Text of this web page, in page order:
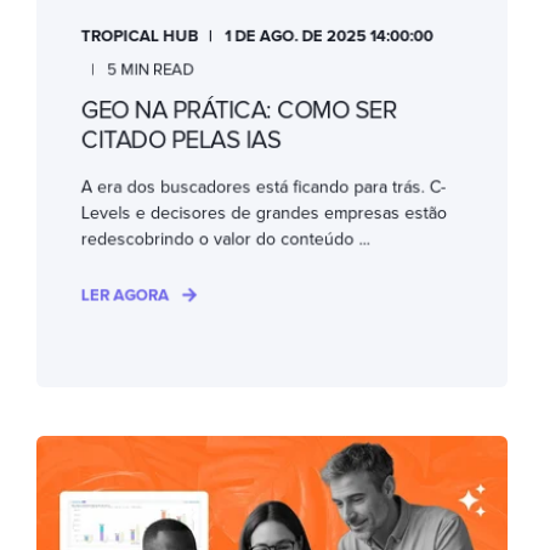
TROPICAL HUB 1 DE AGO. DE 2025 14:00:00
5 MIN READ
GEO NA PRÁTICA: COMO SER
CITADO PELAS IAS
A era dos buscadores está ficando para trás. C-
Levels e decisores de grandes empresas estão
redescobrindo o valor do conteúdo ...
LER AGORA